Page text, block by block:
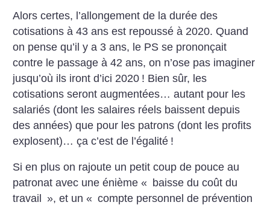
Alors certes, l’allongement de la durée des
cotisations à 43 ans est repoussé à 2020. Quand
on pense qu’il y a 3 ans, le PSse prononçait
contre le passage à 42 ans, on n’ose pas imaginer
jusqu’où ils iront d’ici 2020 ! Bien sûr, les
cotisations seront augmentées… autant pour les
salariés (dont les salaires réels baissent depuis
des années) que pour les patrons (dont les profits
explosent)…ça c’est de l’égalité !
Si en plus on rajoute un petit coup de pouce au
patronat avec une énième « baisse du coût du
travail
», et un « compte personnel de prévention